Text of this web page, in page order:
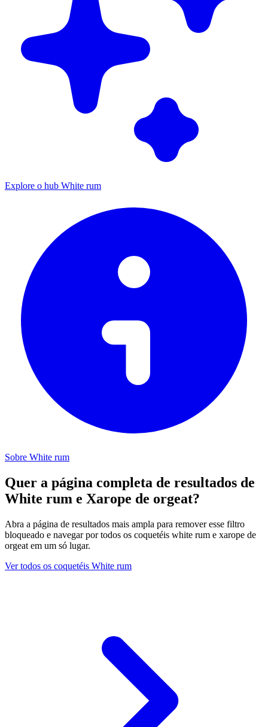
Explore o hub White rum
Sobre White rum
Quer a página completa de resultados de
White rum e Xarope de orgeat?
Abra a página de resultados mais ampla para remover esse filtro
bloqueado e navegar por todos os coquetéis white rum e xarope de
orgeat em um só lugar.
Ver todos os coquetéis White rum